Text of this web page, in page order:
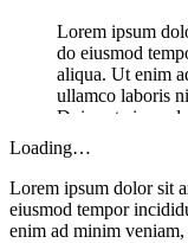
Lorem ipsum
do eiusmod
aliqua. Ut enim
ullamco laboris
Duis aute irure
Loading…
Lorem ipsum dolor sit
eiusmod tempor
enim ad minim